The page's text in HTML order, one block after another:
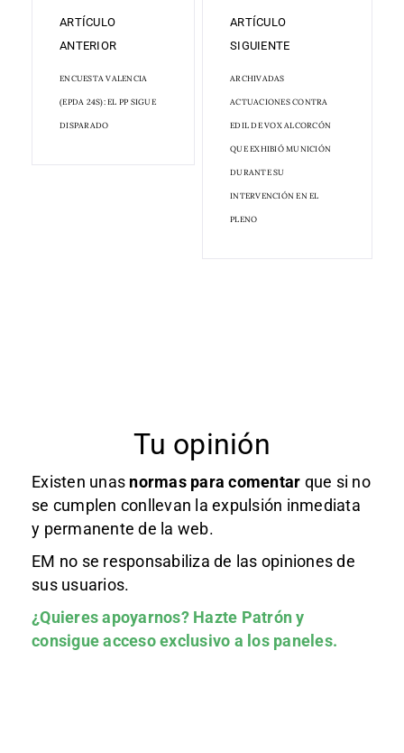
ARTÍCULO
ANTERIOR
ENCUESTA VALENCIA
(EPDA 24S): EL PP SIGUE
DISPARADO
ARTÍCULO
SIGUIENTE
ARCHIVADAS
ACTUACIONES CONTRA
EDIL DE VOX ALCORCÓN
QUE EXHIBIÓ MUNICIÓN
DURANTE SU
INTERVENCIÓN EN EL
PLENO
Tu opinión
Existen unas normas para comentar que si no
se cumplen conllevan la expulsión inmediata
y permanente de la web.
EM no se responsabiliza de las opiniones de
sus usuarios.
¿Quieres apoyarnos? Hazte Patróny
consigue acceso exclusivo a los paneles.